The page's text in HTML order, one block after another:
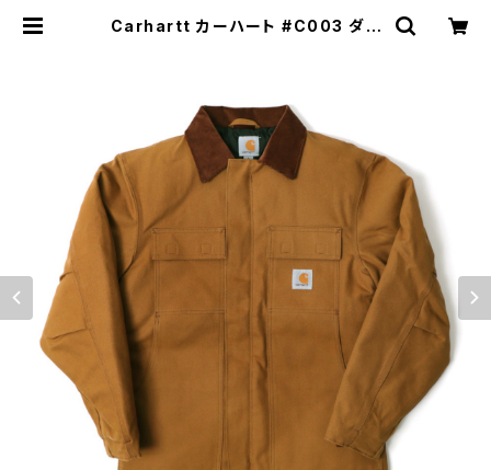
Carhartt カーハート #C003 ダッ